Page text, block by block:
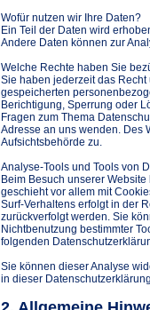
Wofür nutzen wir Ihre Daten?
Ein Teil der Daten wird
Andere Daten können zur
Welche Rechte haben Sie
Sie haben jederzeit das
gespeicherten
Berichtigung, Sperrung oder
Fragen zum Thema
Adresse an uns wenden. Des
Aufsichtsbehörde zu.
Analyse-Tools und Tools von
Beim Besuch unserer
geschieht vor allem mit
Surf-Verhaltens erfolgt in der
zurückverfolgt werden. Sie
Nichtbenutzung bestimmter
folgenden
Sie können dieser Analyse
in dieser